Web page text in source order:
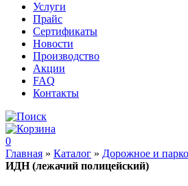
Услуги
Прайс
Сертификаты
Новости
Производство
Акции
FAQ
Контакты
0
Главная » Каталог » Дорожное и
ИДН (лежачий полицейский)